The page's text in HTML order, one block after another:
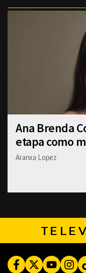
Ana Brenda
etapa como
Aranxa Lopez
FacebookTwitterYoutube